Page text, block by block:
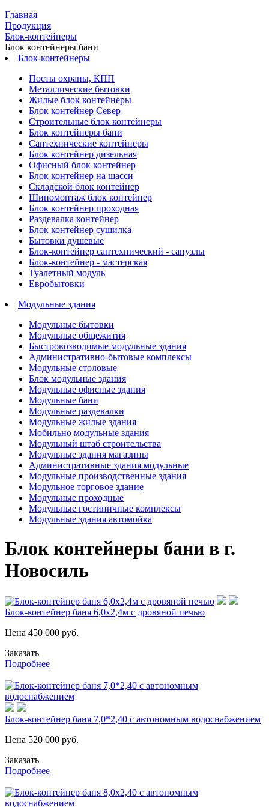
Главная
Продукция
Блок-контейнеры
Блок контейнеры бани
Блок-контейнеры
Посты охраны, КПП
Металлические бытовки
Жилые блок контейнеры
Блок контейнер Север
Строительные блок контейнеры
Блок контейнеры бани
Сантехнические контейнеры
Блок контейнер дизельная
Офисный блок контейнер
Блок контейнер на шасси
Складской блок контейнер
Шиномонтаж блок контейнер
Блок контейнер проходная
Раздевалка контейнер
Блок контейнер сушилка
Бытовки душевые
Блок-контейнер сантехнический - санузлы
Блок-контейнер - мастерская
Туалетный модуль
Евробытовки
Модульные здания
Модульные бытовки
Модульные общежития
Быстровозводимые модульные здания
Административно-бытовые комплексы
Модульные столовые
Блок модульные здания
Модульные офисные здания
Модульные бани
Модульные раздевалки
Модульные жилые здания
Мобильно модульные здания
Модульный штаб строительства
Модульные здания магазины
Административные здания модульные
Модульные производственные здания
Модульное торговое здание
Модульные проходные
Модульные гостиничные комплексы
Модульные здания автомойка
Блок контейнеры бани в г.
Новосиль
Блок-контейнер баня 6,0х2,4м с дровяной печью
Цена 450 000 руб.
Заказать
Подробнее
Блок-контейнер баня 7,0*2,40 с автономным водоснабжением
Цена 520 000 руб.
Заказать
Подробнее